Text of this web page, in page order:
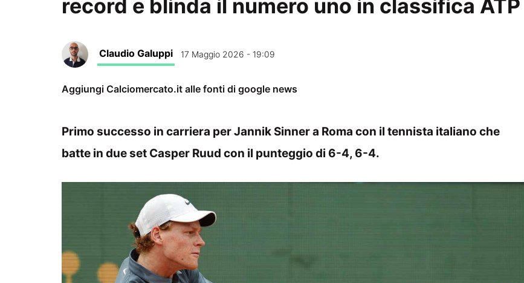
record e blinda il numero uno in classifica ATP
Claudio Galuppi 17 Maggio 2026 - 19:09
Aggiungi Calciomercato.it alle fonti di google news
Primo successo in carriera per Jannik Sinner a Roma con il tennista italiano che
batte in due set Casper Ruud con il punteggio di 6-4, 6-4.